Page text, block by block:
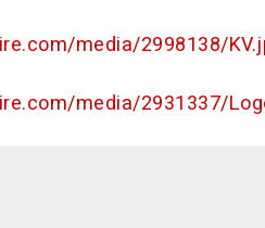
media/2998138/
media/2931337/